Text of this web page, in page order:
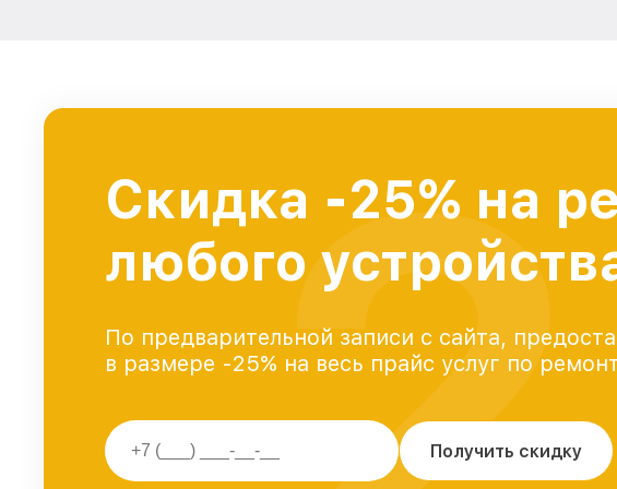
Скидка -25% на
любого
По предварительной записи с сайта,
в размере -25% на весь прайс услуг по
Получить скидку